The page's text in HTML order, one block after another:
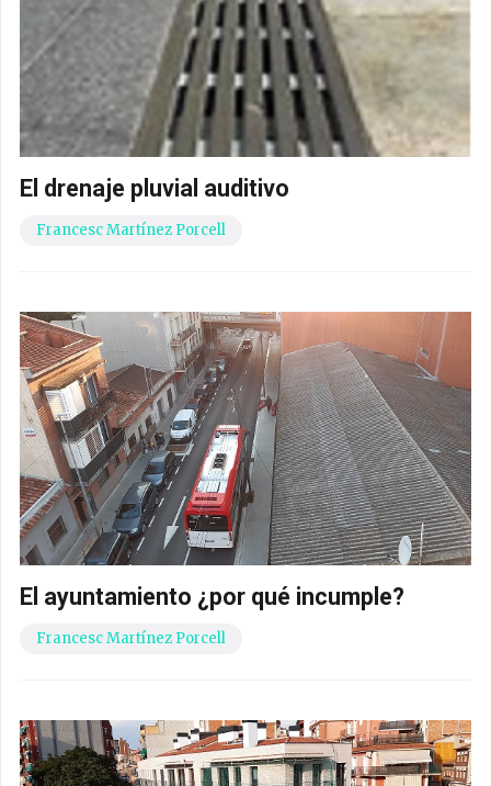
El drenaje pluvial auditivo
Francesc Martínez Porcell
El ayuntamiento ¿por qué incumple?
Francesc Martínez Porcell